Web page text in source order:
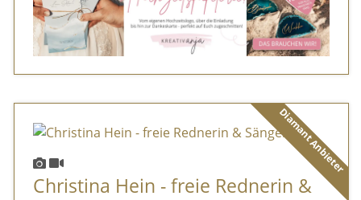
Diamant Anbieter
Christina Hein - freie Rednerin &